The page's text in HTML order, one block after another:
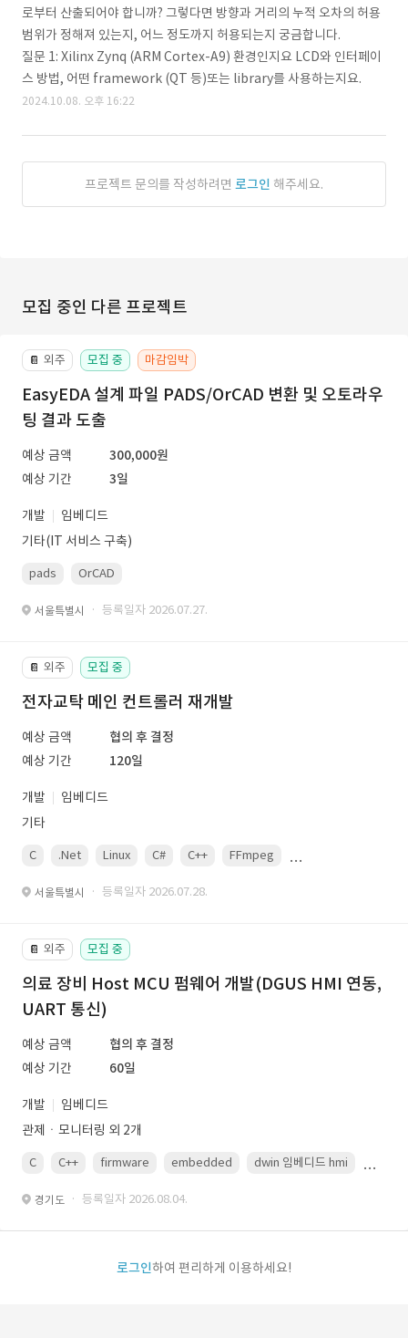
로부터 산출되어야 합니까? 그렇다면 방향과 거리의 누적 오차의 허용
범위가 정해져 있는지, 어느 정도까지 허용되는지 궁금합니다.
질문 1: Xilinx Zynq (ARM Cortex-A9) 환경인지요 LCD와 인터페이
스 방법, 어떤 framework (QT 등)또는 library를 사용하는지요.
2024.10.08. 오후 16:22
프로젝트 문의를 작성하려면 로그인 해주세요.
모집 중인 다른 프로젝트
📔 외주 모집 중 마감임박
EasyEDA 설계 파일 PADS/OrCAD 변환 및 오토라우
팅 결과 도출
예상 금액
300,000원
예상 기간
3일
개발
임베디드
기타(IT 서비스 구축)
pads OrCAD
서울특별시 · 등록일자 2026.07.27.
📔 외주 모집 중
전자교탁 메인 컨트롤러 재개발
예상 금액
협의 후 결정
예상 기간
120일
개발
임베디드
기타
C .Net Linux C# C++ FFmpeg
서울특별시 · 등록일자 2026.07.28.
📔 외주 모집 중
의료 장비 Host MCU 펌웨어 개발(DGUS HMI 연동,
UART 통신)
예상 금액
협의 후 결정
예상 기간
60일
개발
임베디드
관제ㆍ모니터링 외 2개
C C++ firmware embedded dwin 임베디드 hmi
경기도 · 등록일자 2026.08.04.
로그인하여 편리하게 이용하세요!